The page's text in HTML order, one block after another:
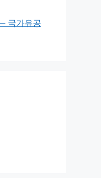
국가유공